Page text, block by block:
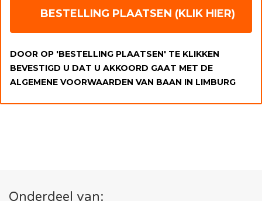
DOOR OP 'BESTELLING PLAATSEN' TE KLIKKEN
BEVESTIGD U DAT U AKKOORD GAAT MET DE
ALGEMENE VOORWAARDEN VAN BAAN IN LIMBURG
Onderdeel van: